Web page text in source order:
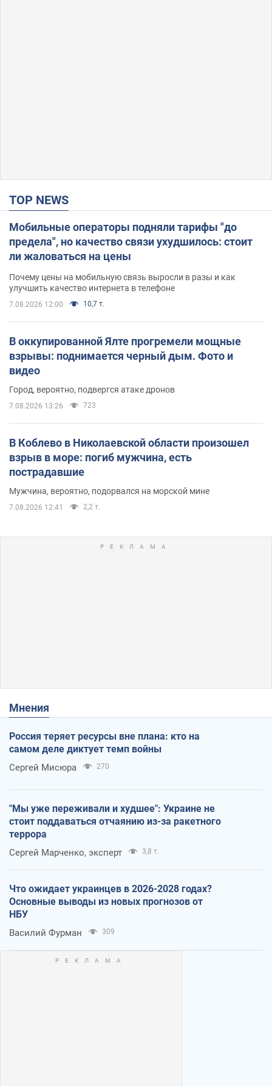
TOP NEWS
Мобильные операторы подняли тарифы "до
предела", но качество связи ухудшилось: стоит
ли жаловаться на цены
Почему цены на мобильную связь выросли в разы и как
улучшить качество интернета в телефоне
7.08.2026 12:00 10,7 т.
В оккупированной Ялте прогремели мощные
взрывы: поднимается черный дым. Фото и
видео
Город, вероятно, подвергся атаке дронов
7.08.2026 13:26 723
В Коблево в Николаевской области произошел
взрыв в море: погиб мужчина, есть
пострадавшие
Мужчина, вероятно, подорвался на морской мине
7.08.2026 12:41 2,2 т.
Мнения
Россия теряет ресурсы вне плана: кто на
самом деле диктует темп войны
Сергей Мисюра 270
"Мы уже переживали и худшее": Украине не
стоит поддаваться отчаянию из-за ракетного
террора
Сергей Марченко, эксперт 3,8 т.
Что ожидает украинцев в 2026-2028 годах?
Основные выводы из новых прогнозов от
НБУ
Василий Фурман 309